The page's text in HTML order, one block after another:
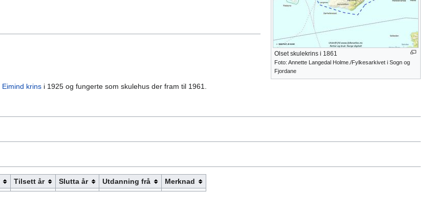
Olset skulekrins i 1861
Foto: Annette Langedal Holme./Fylkesarkivet i Sogn og
Fjordane
Eimind krins i 1925 og fungerte som skulehus der fram til 1961.
Tilsett år Slutta år Utdanning frå Merknad